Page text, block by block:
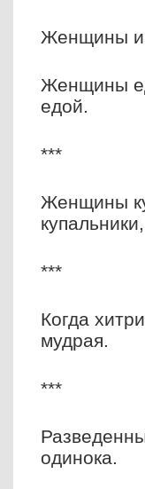
Женщины и
Женщины
едой.
***
Женщины
***
Когда
мудрая.
***
одинока.